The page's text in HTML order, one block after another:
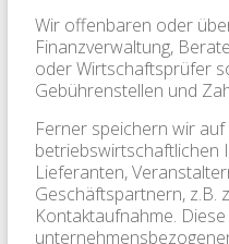
Wir offenbaren oder
Finanzverwaltung,
oder Wirtschaftsprüfer
Gebührenstellen und
Ferner speichern wir
betriebswirtschaftlichen
Lieferanten,
Geschäftspartnern, z.B.
Kontaktaufnahme.